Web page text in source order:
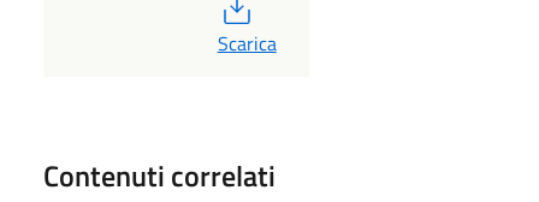
PDF
Scarica
Contenuti correlati